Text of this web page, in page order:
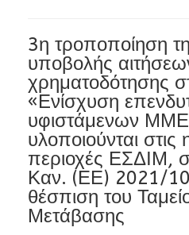
3η τροποποίηση
υποβολής
χρηματοδότησης
«Ενίσχυση
υφιστάμενων
υλοποιούνται στις
περιοχές ΕΣΔΙΜ,
Καν. (ΕΕ) 2021/
θέσπιση του
Μετάβασης